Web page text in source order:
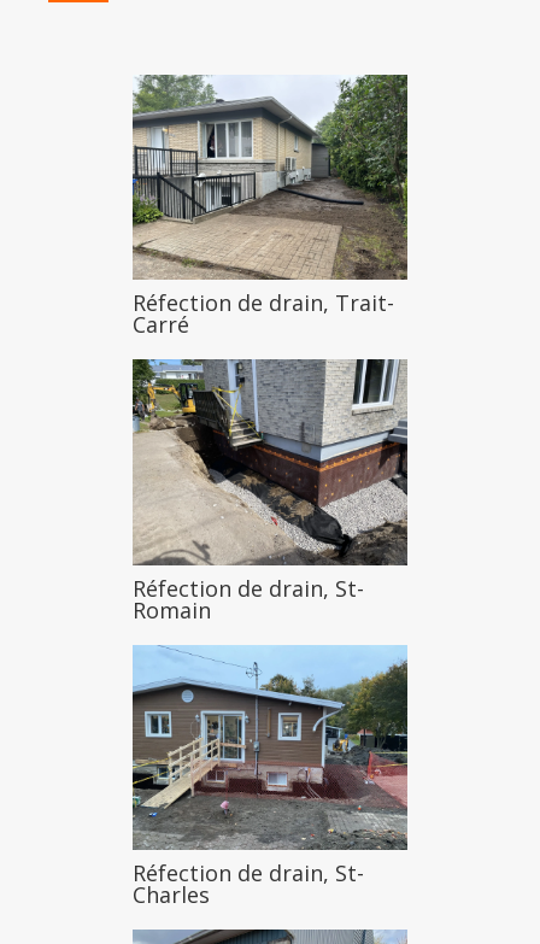
Réfection de drain, Trait-
Carré
Réfection de drain, St-
Romain
Réfection de drain, St-
Charles